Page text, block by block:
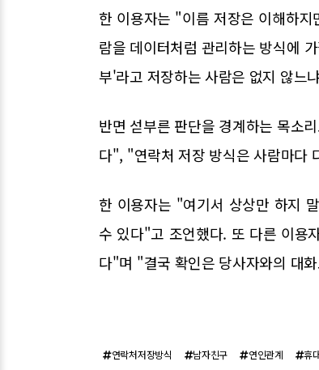
한 이용자는 "이름 저장은 이해하
람을 데이터처럼 관리하는 방식에
부'라고 저장하는 사람은 없지 않느
반면 섣부른 판단을 경계하는 목소
다", "연락처 저장 방식은 사람마다
한 이용자는 "여기서 상상만 하지
수 있다"고 조언했다. 또 다른 이용
다"며 "결국 확인은 당사자와의 대
연락처저장방식 남자친구 연인관계 휴